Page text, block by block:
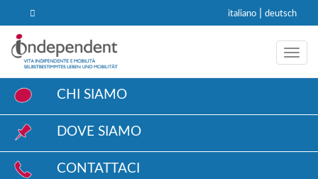
italiano deutsch
CHI SIAMO
DOVE SIAMO
CONTATTACI